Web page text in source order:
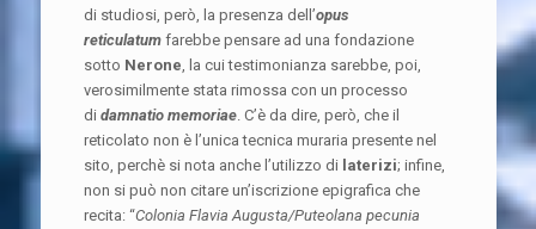
di studiosi, però, la presenza dell’opus
reticulatumfarebbe pensare ad una fondazione
sotto Nerone , la cui testimonianza sarebbe, poi,
verosimilmente stata rimossa con un processo
di damnatio memoriae. C’è da dire, però, che il
reticolato non è l’unica tecnica muraria presente nel
sito, perchè si nota anche l’utilizzo di laterizi; infine,
non si può non citare un’iscrizione epigrafica che
recita: “Colonia Flavia Augusta/Puteolana pecunia